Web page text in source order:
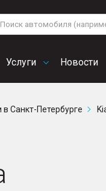
Услуги Новости
Audi
Санкт-Петербурге